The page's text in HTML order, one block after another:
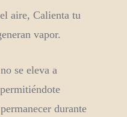
aire, Calienta tu
vapor.
se eleva a
durante